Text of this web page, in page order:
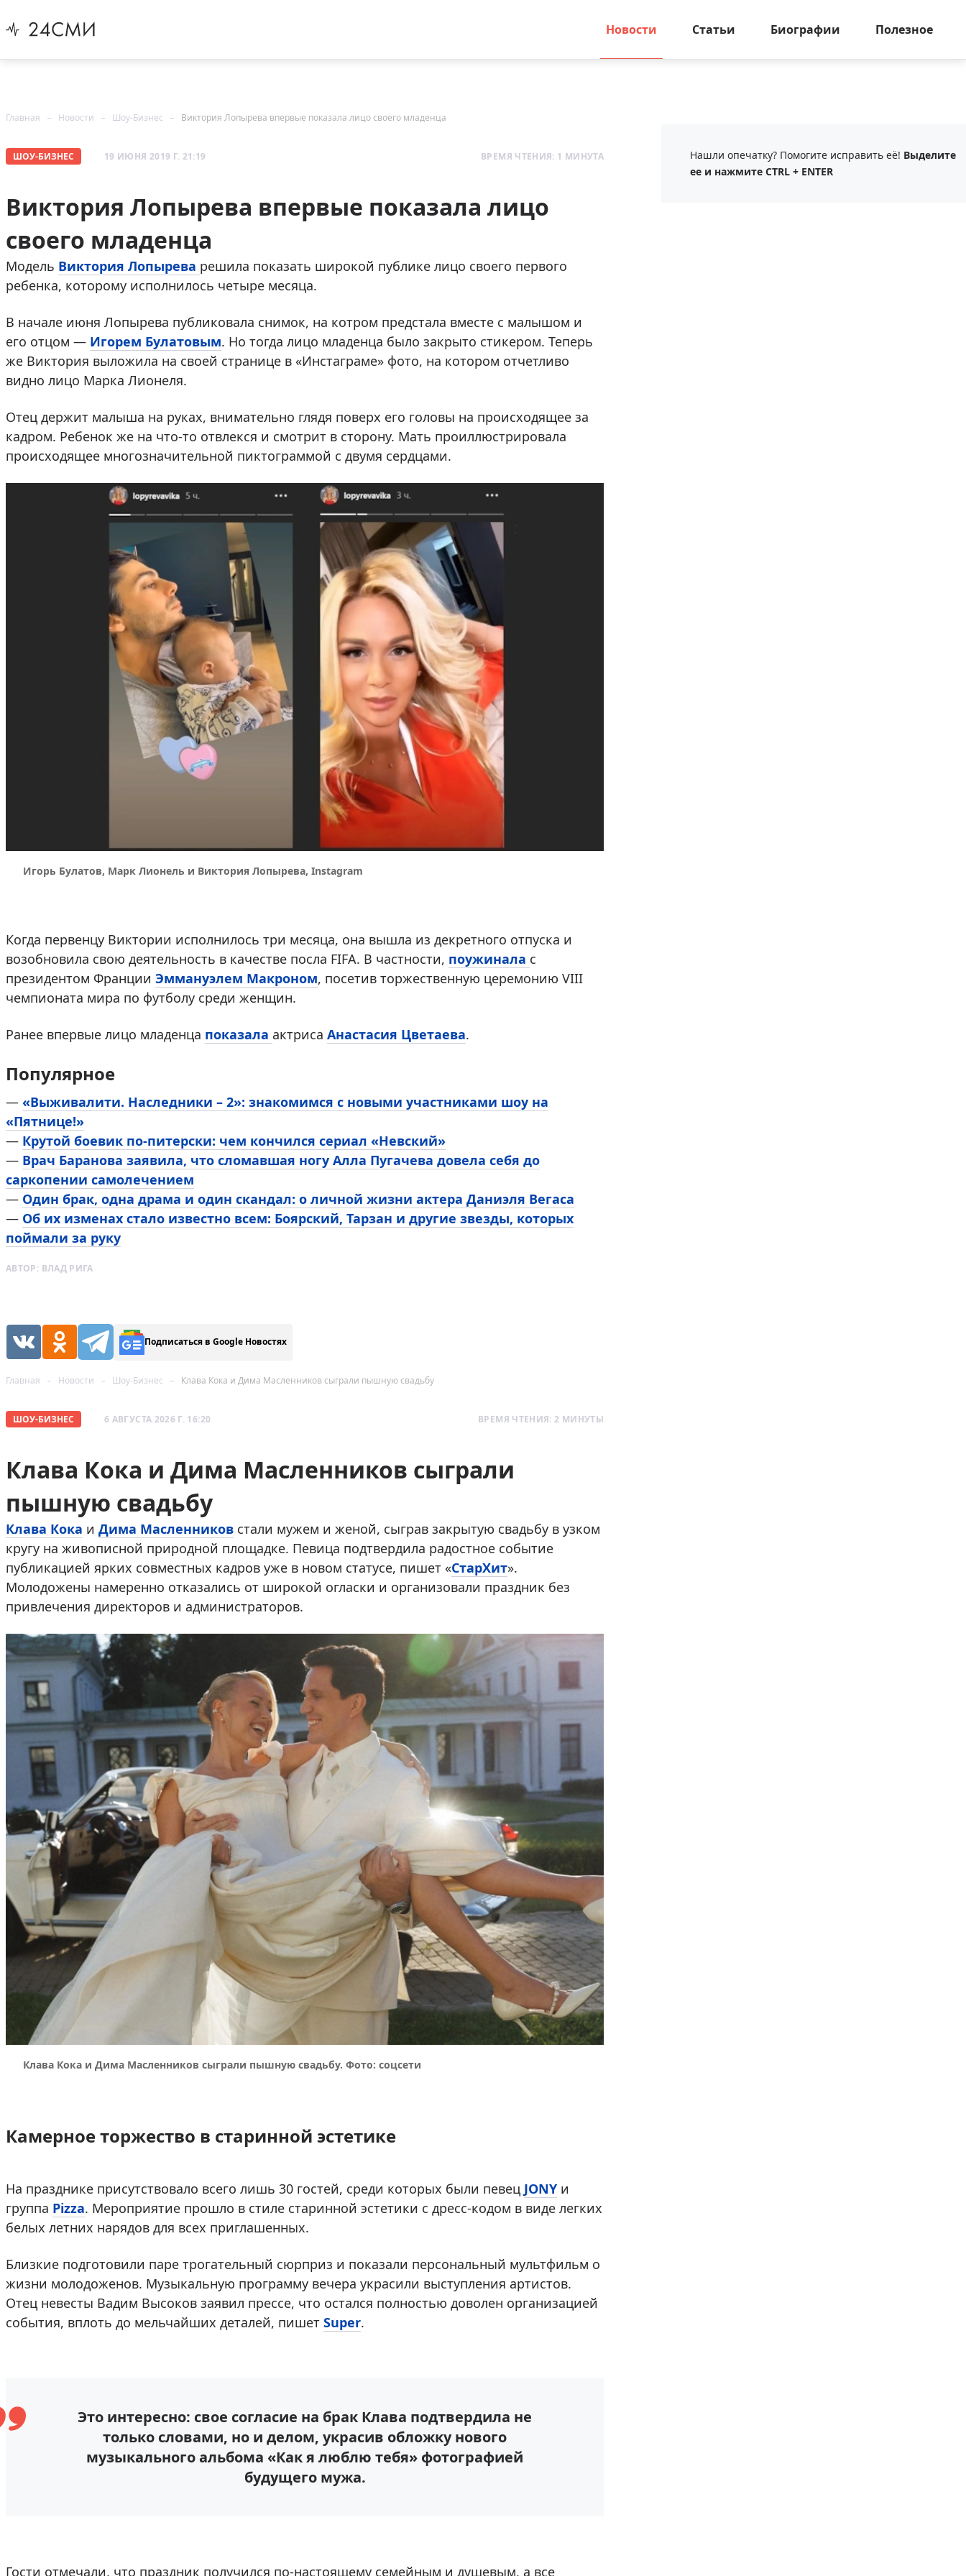
Новости Статьи Биографии Полезное
Главная Новости Шоу-Бизнес Виктория Лопырева впервые показала лицо своего младенца
ШОУ-БИЗНЕС 19 ИЮНЯ 2019 Г. 21:19 ВРЕМЯ ЧТЕНИЯ: 1 МИНУТА
Виктория Лопырева впервые показала лицо
своего младенца
Модель Виктория Лопырева решила показать широкой публике лицо своего первого
ребенка, которому исполнилось четыре месяца.
В начале июня Лопырева публиковала снимок, на котром предстала вместе с малышом и
его отцом — Игорем Булатовым. Но тогда лицо младенца было закрыто стикером. Теперь
же Виктория выложила на своей странице в «Инстаграме» фото, на котором отчетливо
видно лицо Марка Лионеля.
Отец держит малыша на руках, внимательно глядя поверх его головы на происходящее за
кадром. Ребенок же на что-то отвлекся и смотрит в сторону. Мать проиллюстрировала
происходящее многозначительной пиктограммой с двумя сердцами.
Игорь Булатов, Марк Лионель и Виктория Лопырева, Instagram
Когда первенцу Виктории исполнилось три месяца, она вышла из декретного отпуска и
возобновила свою деятельность в качестве посла FIFA. В частности, поужинала с
президентом Франции Эммануэлем Макроном, посетив торжественную церемонию VIII
чемпионата мира по футболу среди женщин.
Ранее впервые лицо младенца показала актриса Анастасия Цветаева.
Популярное
— «Выживалити. Наследники – 2»: знакомимся с новыми участниками шоу на
«Пятнице!»
— Крутой боевик по-питерски: чем кончился сериал «Невский»
— Врач Баранова заявила, что сломавшая ногу Алла Пугачева довела себя до
саркопении самолечением
— Один брак, одна драма и один скандал: о личной жизни актера Даниэля Вегаса
— Об их изменах стало известно всем: Боярский, Тарзан и другие звезды, которых
поймали за руку
АВТОР: ВЛАД РИГА
Подписаться в Google Новостях
Главная Новости Шоу-Бизнес Клава Кока и Дима Масленников сыграли пышную свадьбу
ШОУ-БИЗНЕС 6 АВГУСТА 2026 Г. 16:20 ВРЕМЯ ЧТЕНИЯ: 2 МИНУТЫ
Клава Кока и Дима Масленников сыграли
пышную свадьбу
Клава Кока и Дима Масленников стали мужем и женой, сыграв закрытую свадьбу в узком
кругу на живописной природной площадке. Певица подтвердила радостное событие
публикацией ярких совместных кадров уже в новом статусе, пишет «СтарХит».
Молодожены намеренно отказались от широкой огласки и организовали праздник без
привлечения директоров и администраторов.
Клава Кока и Дима Масленников сыграли пышную свадьбу. Фото: соцсети
Камерное торжество в старинной эстетике
На празднике присутствовало всего лишь 30 гостей, среди которых были певец JONY и
группа Pizza. Мероприятие прошло в стиле старинной эстетики с дресс-кодом в виде легких
белых летних нарядов для всех приглашенных.
Близкие подготовили паре трогательный сюрприз и показали персональный мультфильм о
жизни молодоженов. Музыкальную программу вечера украсили выступления артистов.
Отец невесты Вадим Высоков заявил прессе, что остался полностью доволен организацией
события, вплоть до мельчайших деталей, пишет Super.
Это интересно: свое согласие на брак Клава подтвердила не
только словами, но и делом, украсив обложку нового
музыкального альбома «Как я люблю тебя» фотографией
будущего мужа.
Гости отмечали, что праздник получился по-настоящему семейным и душевым, а все
Нашли опечатку? Помогите исправить её! Выделите
ее и нажмите CTRL + ENTER